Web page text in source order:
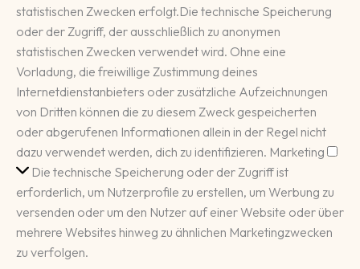
statistischen Zwecken erfolgt.Die technische Speicherung
oder der Zugriff, der ausschließlich zu anonymen
statistischen Zwecken verwendet wird. Ohne eine
Vorladung, die freiwillige Zustimmung deines
Internetdienstanbieters oder zusätzliche Aufzeichnungen
von Dritten können die zu diesem Zweck gespeicherten
oder abgerufenen Informationen allein in der Regel nicht
dazu verwendet werden, dich zu identifizieren. Marketing
Die technische Speicherung oder der Zugriff ist
erforderlich, um Nutzerprofile zu erstellen, um Werbung zu
versenden oder um den Nutzer auf einer Website oder über
mehrere Websites hinweg zu ähnlichen Marketingzwecken
zu verfolgen.